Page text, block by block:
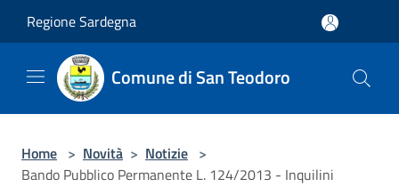
Regione Sardegna
Comune di San Teodoro
Home > Novità > Notizie >
Bando Pubblico Permanente L. 124/2013 - Inquilini